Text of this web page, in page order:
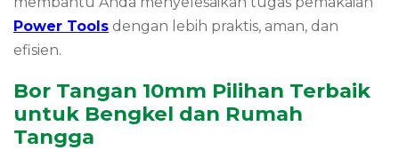
Power Tools dengan lebih praktis, aman, dan
efisien.
Bor Tangan 10mm Pilihan Terbaik
untuk Bengkel dan Rumah
Tangga